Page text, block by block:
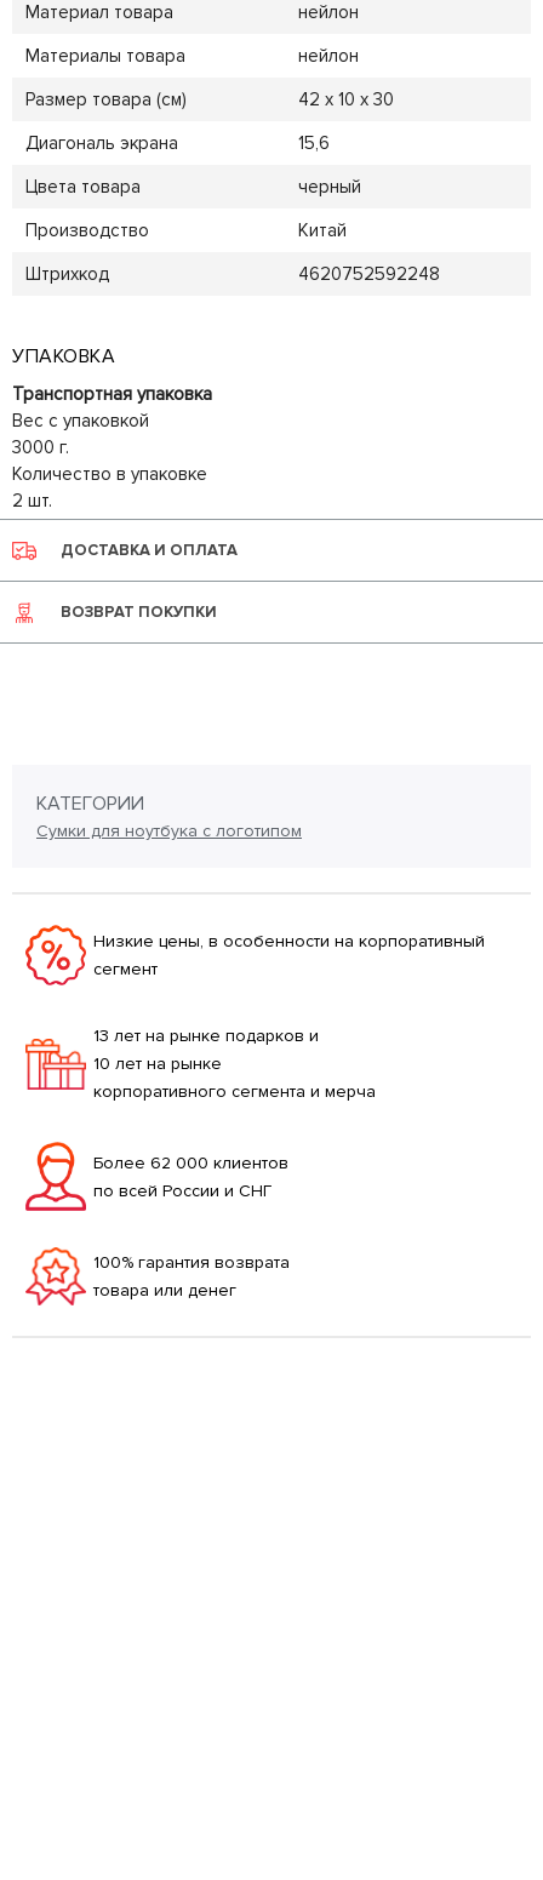
Материал товара
нейлон
Материалы товара
нейлон
Размер товара (см)
42 х 10 х 30
Диагональ экрана
15,6
Цвета товара
черный
Производство
Китай
Штрихкод
4620752592248
УПАКОВКА
Транспортная упаковка
Вес с упаковкой
3000 г.
Количество в упаковке
2 шт.
ДОСТАВКА И ОПЛАТА
ВОЗВРАТ ПОКУПКИ
КАТЕГОРИИ
Сумки для ноутбука с логотипом
Низкие цены, в особенности на корпоративный
сегмент
13 лет на рынке подарков и
10 лет на рынке
корпоративного сегмента и мерча
Более 62 000 клиентов
по всей России и СНГ
100% гарантия возврата
товара или денег